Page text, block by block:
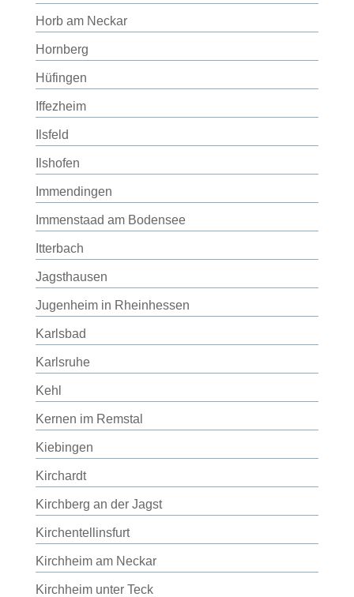
Horb am Neckar
Hornberg
Hüfingen
Iffezheim
Ilsfeld
Ilshofen
Immendingen
Immenstaad am Bodensee
Itterbach
Jagsthausen
Jugenheim in Rheinhessen
Karlsbad
Karlsruhe
Kehl
Kernen im Remstal
Kiebingen
Kirchardt
Kirchberg an der Jagst
Kirchentellinsfurt
Kirchheim am Neckar
Kirchheim unter Teck